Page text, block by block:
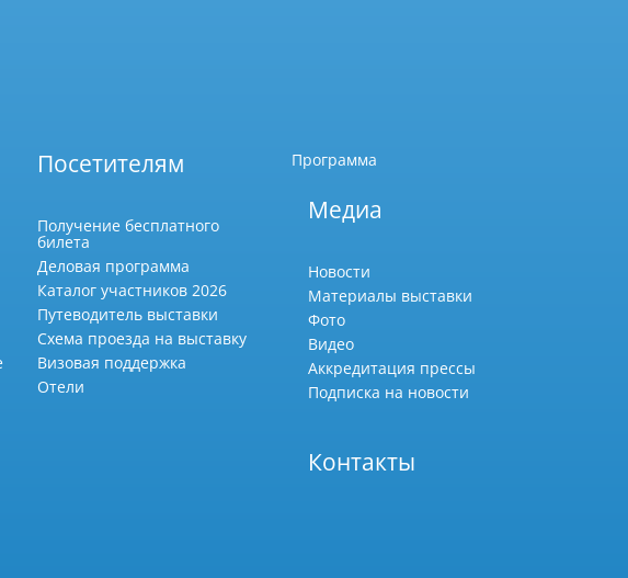
Посетителям
Получение бесплатного
билета
Деловая программа
Каталог участников 2026
Путеводитель выставки
Схема проезда на выставку
Визовая поддержка
Отели
Программа
Медиа
Новости
Материалы выставки
Фото
Видео
Аккредитация прессы
Подписка на новости
Контакты